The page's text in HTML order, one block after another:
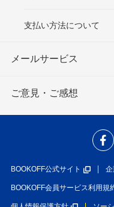
支払い方法について
メールサービス
ご意見・ご感想
BOOKOFF公式サイト 企
BOOKOFF会員サービス利用規